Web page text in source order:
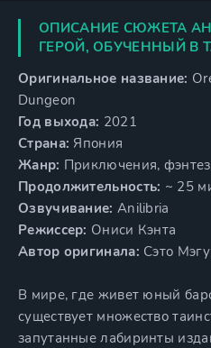
ОПИСАНИЕ СЮЖЕТА
ГЕРОЙ, ОБУЧЕННЫЙ В
Оригинальное название:
Dungeon
Год выхода: 2021
Страна: Япония
Жанр: Приключения,
Продолжительность: ~ 25
Озвучивание: Anilibria
Режиссер: Ониси Кэнта
Автор оригинала: Сэто
В мире, где живет юный
существует множество
запутанные лабиринты